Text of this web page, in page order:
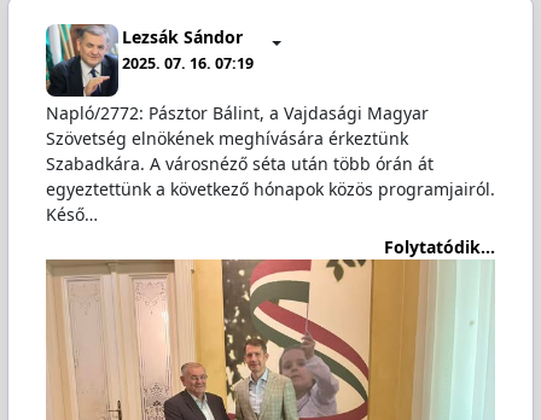
Lezsák Sándor
2025. 07. 16. 07:19
Napló/2772: Pásztor Bálint, a Vajdasági Magyar
Szövetség elnökének meghívására érkeztünk
Szabadkára. A városnéző séta után több órán át
egyeztettünk a következő hónapok közös programjairól.
Késő…
Folytatódik...